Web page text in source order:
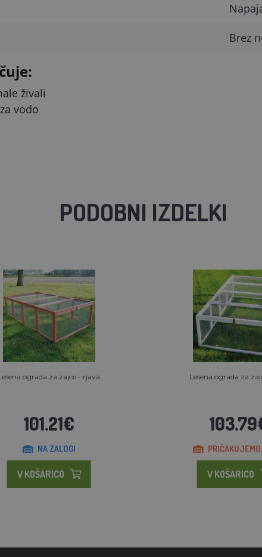
Brez
živali
vodo
PODOBNI IZDELKI
ograda za zajce - rjava
101.21€
NA ZALOGI
V KOŠARICO
Lesena ograda za
V KOŠARICO